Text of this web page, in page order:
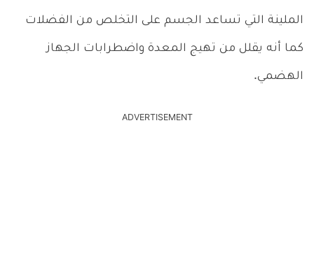
الملينة التي تساعد الجسم على التخلص من الفضلات
كما أنه يقلل من تهيج المعدة واضطرابات الجهاز
الهضمي.
ADVERTISEMENT